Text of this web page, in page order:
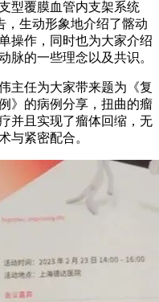
型覆膜血管内支架系统
，生动形象地介绍了髂动
操作，同时也为大家介绍
脉的一些理念以及共识。
主任为大家带来题为《复
》的病例分享，扭曲的瘤
并且实现了瘤体回缩，无
与紧密配合。